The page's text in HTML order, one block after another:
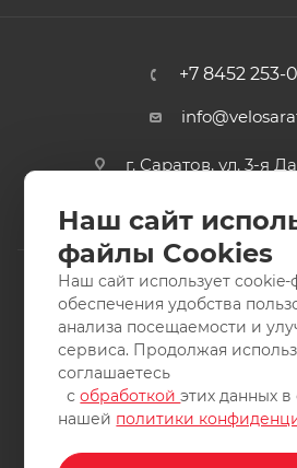
+7 8452 253-
г. Саратов, ул. 3-я
2011-2026 © интернет-магазин
ВелоСаратов. Не является
защищены. Заимствование
запрещено.
Наш сайт
файлы Cookies
Наш сайт использует
обеспечения удобства
анализа посещаемости и
сервиса. Продолжая
соглашаетесь
собработкойэтих данных в
нашей политики